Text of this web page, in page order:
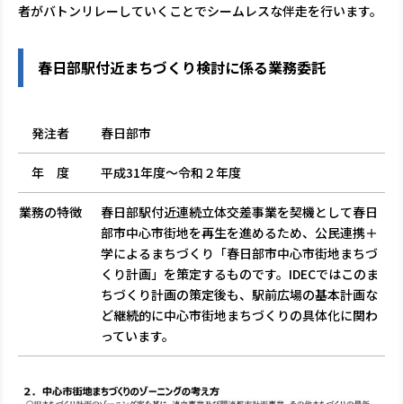
者がバトンリレーしていくことでシームレスな伴走を行います。
春日部駅付近まちづくり検討に係る業務委託
発注者 春日部市
年 度 平成31年度～令和２年度
業務の特徴
春日部駅付近連続立体交差事業を契機として春日
部市中心市街地を再生を進めるため、公民連携＋
学によるまちづくり「春日部市中心市街地まちづ
くり計画」を策定するものです。IDECではこのま
ちづくり計画の策定後も、駅前広場の基本計画な
ど継続的に中心市街地まちづくりの具体化に関わ
っています。